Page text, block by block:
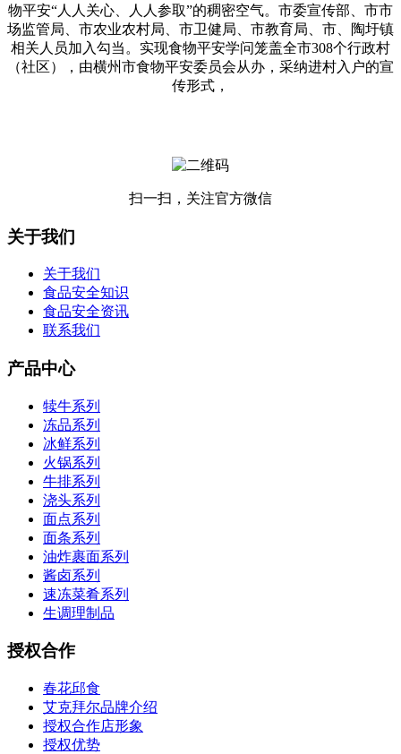
物平安“人人关心、人人参取”的稠密空气。市委宣传部、市市
场监管局、市农业农村局、市卫健局、市教育局、市、陶圩镇
相关人员加入勾当。实现食物平安学问笼盖全市308个行政村
（社区），由横州市食物平安委员会从办，采纳进村入户的宣
传形式，
扫一扫，关注官方微信
关于我们
关于我们
食品安全知识
食品安全资讯
联系我们
产品中心
犊牛系列
冻品系列
冰鲜系列
火锅系列
牛排系列
浇头系列
面点系列
面条系列
油炸裹面系列
酱卤系列
速冻菜肴系列
生调理制品
授权合作
春花邱食
艾克拜尔品牌介绍
授权合作店形象
授权优势